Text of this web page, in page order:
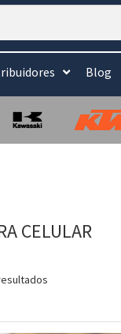
Blog
CELULAR